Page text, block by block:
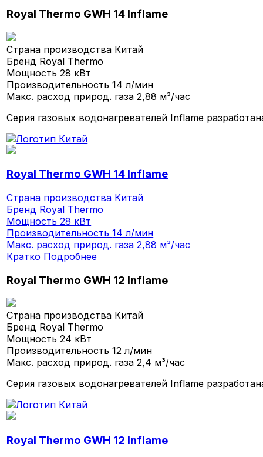
Royal Thermo GWH 14 Inflame
Страна производства Китай
Бренд Royal Thermo
Мощность28 кВт
Производительность14 л/мин
Макс. расход природ. газа2,88 м³/час
Серия газовых водонагревателей Inflame
Royal Thermo GWH 14 Inflame
Страна производства Китай
Бренд Royal Thermo
Мощность28 кВт
Производительность14 л/мин
Макс. расход природ. газа2,88 м³/час
Кратко Подробнее
Royal Thermo GWH 12 Inflame
Страна производства Китай
Бренд Royal Thermo
Мощность24 кВт
Производительность12 л/мин
Макс. расход природ. газа2,4 м³/час
Серия газовых водонагревателей Inflame
Royal Thermo GWH 12 Inflame